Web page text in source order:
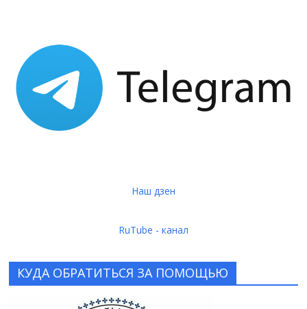
Наш дзен
RuTube - канал
КУДА ОБРАТИТЬСЯ ЗА ПОМОЩЬЮ